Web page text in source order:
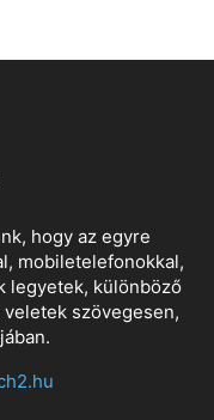
hogy az egyre
mobiletelefonokkal,
legyetek, különböző
szövegesen,